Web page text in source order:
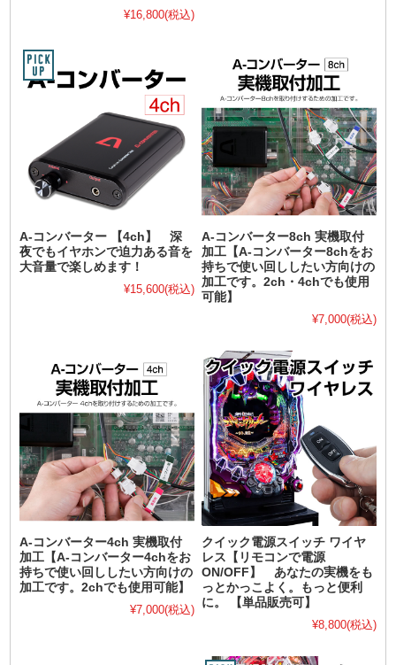
¥16,800(税込)
A-コンバーター 【4ch】 深
夜でもイヤホンで迫力ある音を
大音量で楽しめます！
¥15,600(税込)
A-コンバーター8ch 実機取付
加工【A-コンバーター8chをお
持ちで使い回ししたい方向けの
加工です。2ch・4chでも使用
可能】
¥7,000(税込)
A-コンバーター4ch 実機取付
加工【A-コンバーター4chをお
持ちで使い回ししたい方向けの
加工です。2chでも使用可能】
¥7,000(税込)
クイック電源スイッチ ワイヤ
レス【リモコンで電源
ON/OFF】 あなたの実機をも
っとかっこよく。もっと便利
に。 【単品販売可】
¥8,800(税込)